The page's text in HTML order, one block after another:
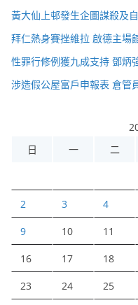
黃大仙上邨發生企圖謀殺及
拜仁熱身賽挫維拉 啟德主場
性罪行修例獲九成支持 鄧炳
涉造假公屋富戶申報表 倉管
日
一 二
2 3 4
9 10 11
16 17 18
23 24 25